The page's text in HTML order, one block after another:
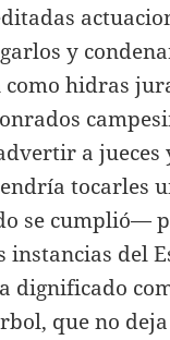
y
hidras
a jueces
tocarles
se cumplió—
del
dignificado
que no